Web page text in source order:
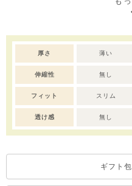
※背中部分に脱着のためのボタ
用はお控えいただくことをおす
※撮影･モニター環境等により
場合がございます。
※濃色部分は、摩擦や汗・雨な
グ等に色移りする場合がござ
や着用の際は、十分ご注意くだ
※色移りを防ぐため、手洗い後
整えてください。
厚さ 薄い
伸縮性 無し
フィット スリム
透け感 無し
ギフト